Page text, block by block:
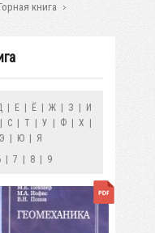
книга
Е Ё Ж З
И
С Т У Ф Х
Э Ю
Я
7 8 9